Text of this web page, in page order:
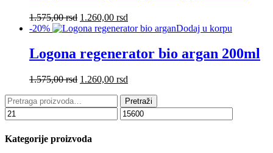
1.575,00rsd Originalna
cena
bila:
1.575,00 rsd.
1.260,00 rsd
cena
1.260,00 rsd.
-20% Dodaj u korpu
Logona regenerator bio argan 200ml
1.575,00rsd Originalna
bila:
1.575,00 rsd.
1.260,00 rsd
je:
1.260,00 rsd.
Pretraga
za:
Pretraži
Kategorije proizvoda